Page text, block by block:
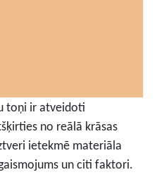
toņi ir atveidoti
no reālā krāsas
ietekmē materiāla
un citi faktori.